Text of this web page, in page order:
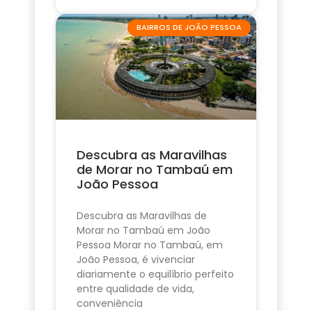
BAIRROS DE JOÃO PESSOA
Descubra as Maravilhas
de Morar no Tambaú em
João Pessoa
Descubra as Maravilhas de
Morar no Tambaú em João
Pessoa Morar no Tambaú, em
João Pessoa, é vivenciar
diariamente o equilíbrio perfeito
entre qualidade de vida,
conveniência